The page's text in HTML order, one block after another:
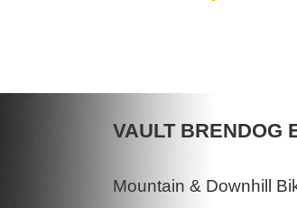
VAULT BRENDOG
Mountain & Downhill